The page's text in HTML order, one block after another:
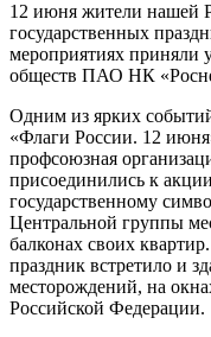
12 июня жители нашей
государственных
мероприятиях приняли
обществ ПАО НК
Одним из ярких
«Флаги России. 12
профсоюзная
присоединились к
государственному
Центральной группы
балконах своих
праздник встретило и
месторождений, на
Российской Федерации.